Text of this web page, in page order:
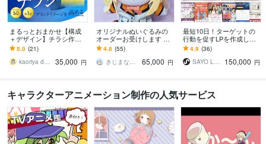
まるっとおまかせ【構成
＋デザイン】チラシ作成
します PRO認定！企業や
商品の価値を高める読み
やすさと信頼感
5.0 (21)
kaoriya design｜デザイナー
35,000 円
オリジナルぬいぐるみの
オーダーお受けします あ
なたの「うちの子」を形
に！HAPPYぬいLIFE！
4.8 (55)
きじまななせ
65,000 円
最短10日！ターゲットの
行動を促すLPを作成しま
す 行動を促す情報設計か
らデザイン・実装まで全
てお任せください。
4.9 (36)
SAYO LP DESIGN
150,000 円
キャラクターアニメーション制作の人気サービス